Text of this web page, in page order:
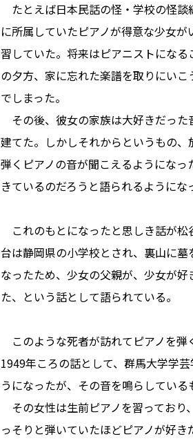
たとえば日本民話の怪・学校の怪
に所属していたピアノが得意な少女
習していた。将来はピアニストにな
の夕方、家に忘れた楽譜を取りにい
でしまった。
その後、彼女の家族は大好きだっ
建てた。しかしそれからというもの
弾くピアノの音が聞こえるようにな
きているのだろうと語られるようにな
これのもとになったと思しき話が
台は静岡県の小学校とされ、裏山に
なったため、少女の父親が、少女が
た、という話として語られている。
このような死者が訪れてピアノを
1949年ころの話として、群馬大学学
うになったが、その音を鳴らしてい
その女性は生前ピアノを習っており
っそりと弾いていたほどピアノが好